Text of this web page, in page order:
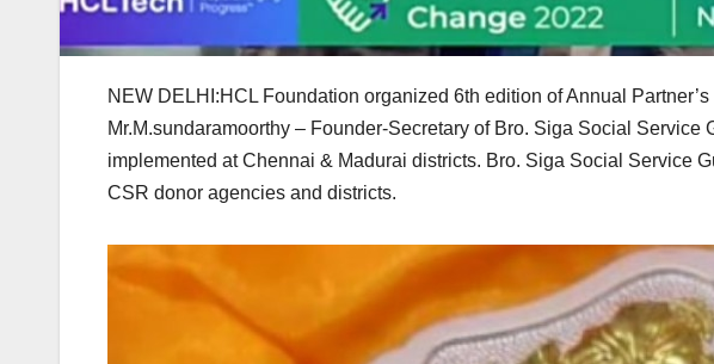
NEW DELHI:HCL Foundation organized 6th edition of Annual
Mr.M.sundaramoorthy – Founder-Secretary of Bro. Siga Social
implemented at Chennai & Madurai districts. Bro. Siga Social Service
CSR donor agencies and districts.